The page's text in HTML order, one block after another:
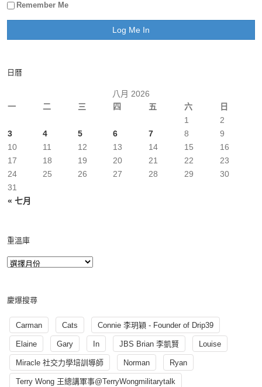
Remember Me
日曆
八月 2026
一
二 三 四 五 六 日
« 七月
1
2
3
4 5 6 7 8
9
10
11 12 13 14 15
16
17
18 19 20 21 22
23
24
25 26 27 28 29
30
31
重溫庫
慶爆搜尋
Carman Cats Connie 李玥穎 - Founder of Drip39
Elaine Gary In JBS Brian 李凱賢 Louise
Miracle 社交力學培訓導師 Norman Ryan
Terry Wong 王總講軍事@TerryWongmilitarytalk